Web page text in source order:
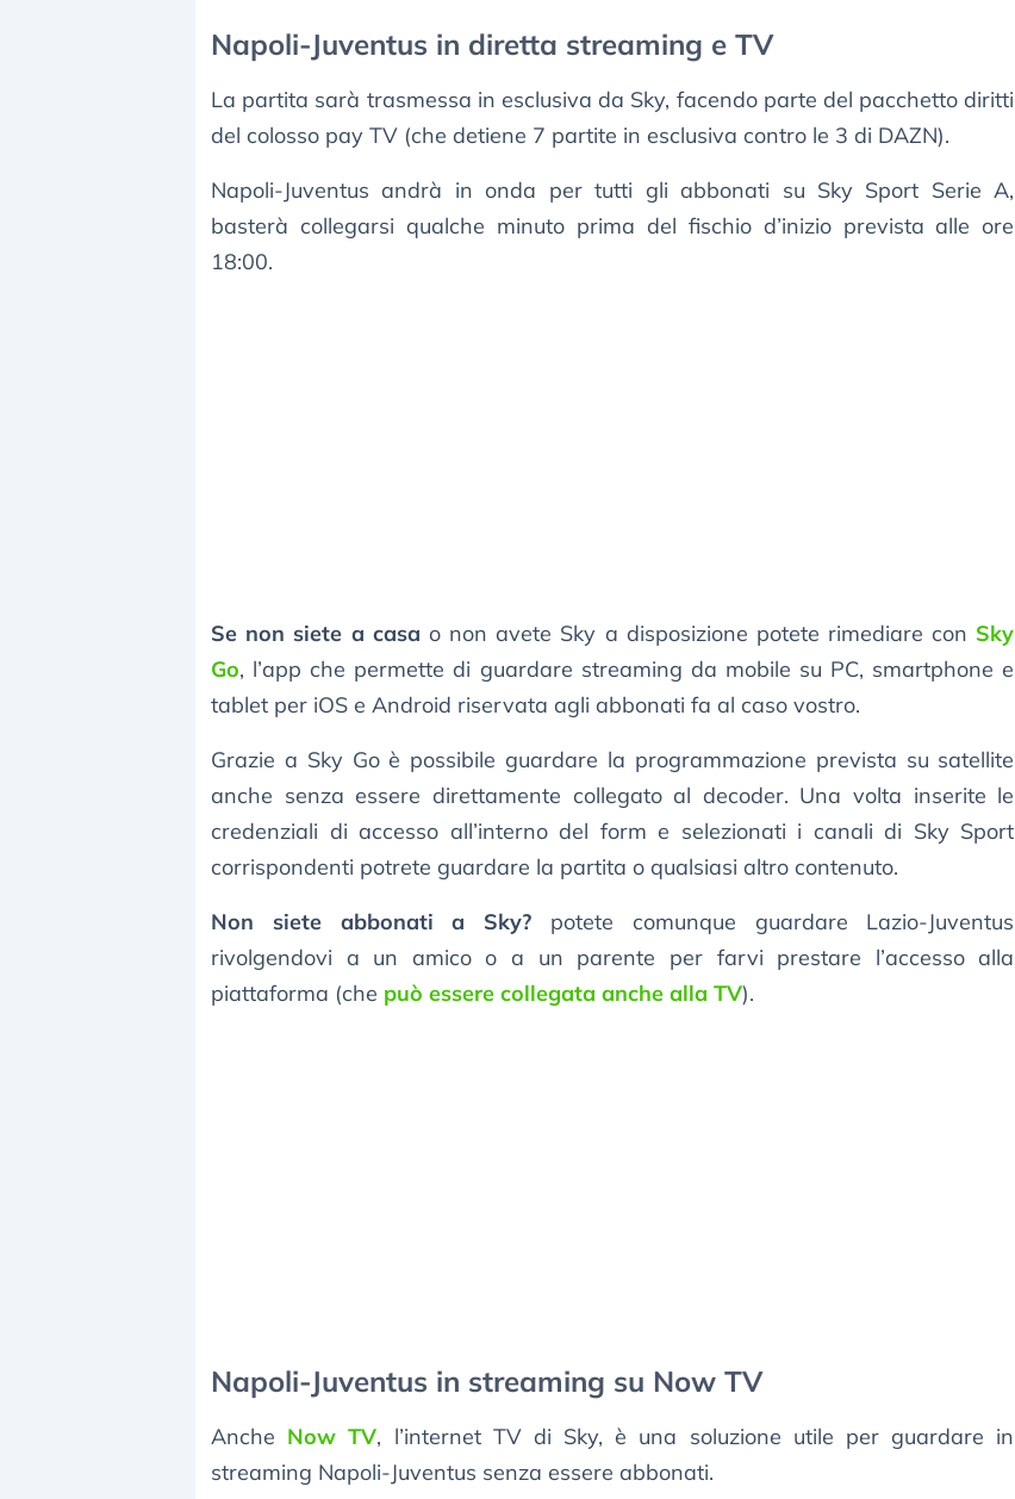
Napoli-Juventus in diretta streaming e TV
La partita sarà trasmessa in esclusiva da Sky, facendo parte del pacchetto diritti
del colosso pay TV (che detiene 7 partite in esclusiva contro le 3 di DAZN).
Napoli-Juventus andrà in onda per tutti gli abbonati su Sky Sport Serie A,
basterà collegarsi qualche minuto prima del fischio d’inizio prevista alle ore
18:00.
Se non siete a casa o non avete Sky a disposizione potete rimediare con Sky
Go, l’app che permette di guardare streaming da mobile su PC, smartphone e
tablet per iOS e Android riservata agli abbonati fa al caso vostro.
Grazie a Sky Go è possibile guardare la programmazione prevista su satellite
anche senza essere direttamente collegato al decoder. Una volta inserite le
credenziali di accesso all’interno del form e selezionati i canali di Sky Sport
corrispondenti potrete guardare la partita o qualsiasi altro contenuto.
Non siete abbonati a Sky? potete comunque guardare Lazio-Juventus
rivolgendovi a un amico o a un parente per farvi prestare l’accesso alla
piattaforma (che può essere collegata anche alla TV).
Napoli-Juventus in streaming su Now TV
Anche Now TV, l’internet TV di Sky, è una soluzione utile per guardare in
streaming Napoli-Juventus senza essere abbonati.